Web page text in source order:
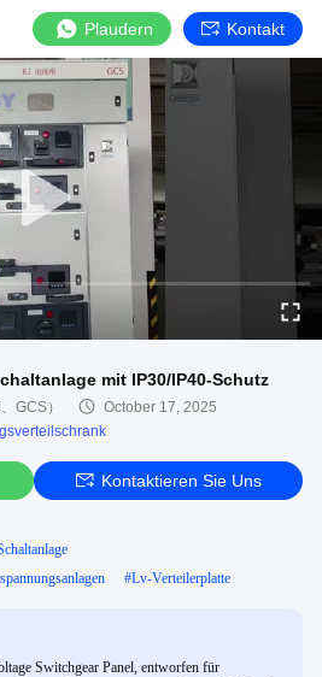
Plaudern Kontakt
mit IP30/IP40-Schutz
GCS）
October 17, 2025
Kontaktieren Sie Uns
#Lv-Verteilerplatte
Switchgear Panel, entworfen für